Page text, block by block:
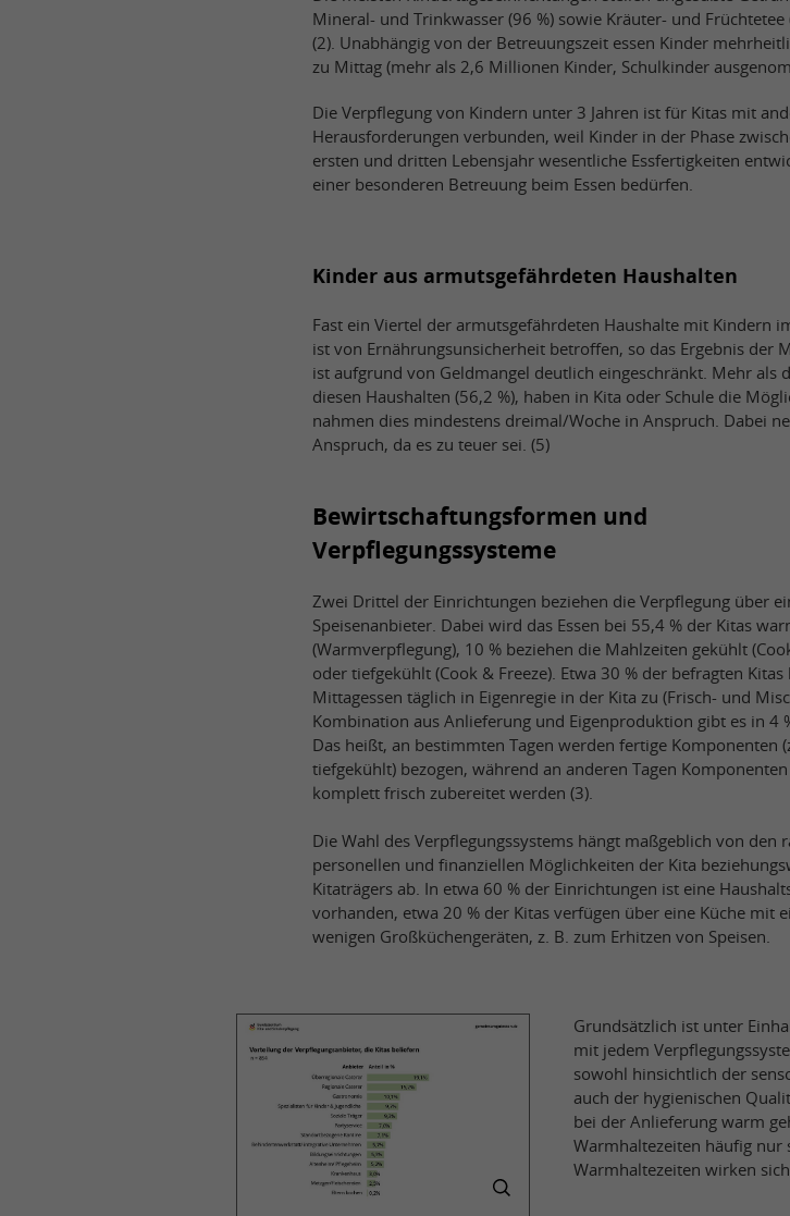
Mineral- und Trinkwasser (96 %) sowie Kräuter- und Früchtetee
(2). Unabhängig von der Betreuungszeit essen Kinder
zu Mittag (mehr als 2,6 Millionen Kinder, Schulkinder
Die Verpflegung von Kindern unter 3 Jahren ist für Kitas mit
Herausforderungen verbunden, weil Kinder in der Phase
ersten und dritten Lebensjahr wesentliche Essfertigkeiten
einer besonderen Betreuung beim Essen bedürfen.
Kinder aus armutsgefährdeten Haushalten
Fast ein Viertel der armutsgefährdeten Haushalte mit Kindern
ist von Ernährungsunsicherheit betroffen, so das Ergebnis der
ist aufgrund von Geldmangel deutlich eingeschränkt. Mehr als
diesen Haushalten (56,2 %), haben in Kita oder Schule die
nahmen dies mindestens dreimal/Woche in Anspruch. Dabei
Anspruch, da es zu teuer sei. (5)
Bewirtschaftungsformen und
Verpflegungssysteme
Zwei Drittel der Einrichtungen beziehen die Verpflegung über
Speisenanbieter. Dabei wird das Essen bei 55,4 % der Kitas
(Warmverpflegung), 10 % beziehen die Mahlzeiten gekühlt
oder tiefgekühlt (Cook & Freeze). Etwa 30 % der befragten
Mittagessen täglich in Eigenregie in der Kita zu (Frisch- und
Kombination aus Anlieferung und Eigenproduktion gibt es in 4
Das heißt, an bestimmten Tagen werden fertige Komponenten
tiefgekühlt) bezogen, während an anderen Tagen
komplett frisch zubereitet werden (3).
Die Wahl des Verpflegungssystems hängt maßgeblich von den
personellen und finanziellen Möglichkeiten der Kita
Kitaträgers ab. In etwa 60 % der Einrichtungen ist eine
vorhanden, etwa 20 % der Kitas verfügen über eine Küche mit
wenigen Großküchengeräten, z. B. zum Erhitzen von Speisen.
Grundsätzlich ist unter
mit jedem
sowohl hinsichtlich der
auch der hygienischen
bei der Anlieferung warm
Warmhaltezeiten häufig nur
Warmhaltezeiten wirken